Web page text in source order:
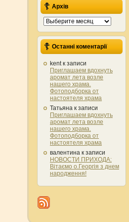
Архів
Архів
Останні коментарії
kentк записи
Приглашаем вдохнуть
аромат лета возле
нашего храма.
Фотоподборка от
настоятеля храма
Татьяна к записи
Приглашаем вдохнуть
аромат лета возле
нашего храма.
Фотоподборка от
настоятеля храма
валентина к записи
НОВОСТИ ПРИХОДА:
Вітаємо о.Георгія з днем
народження!